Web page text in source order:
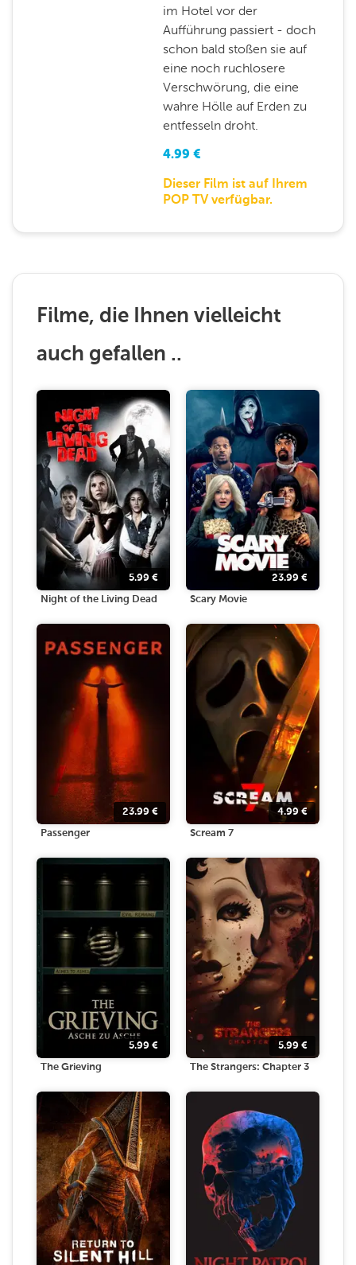
im Hotel vor der
Aufführung passiert - doch
schon bald stoßen sie auf
eine noch ruchlosere
Verschwörung, die eine
wahre Hölle auf Erden zu
entfesseln droht.
4.99 €
Dieser Film ist auf Ihrem
POP TV verfügbar.
Filme, die Ihnen vielleicht
auch gefallen ..
5.99 €
Night of the Living Dead
23.99 €
Scary Movie
23.99 €
Passenger
4.99€
Scream 7
5.99 €
The Grieving
5.99 €
The Strangers: Chapter 3